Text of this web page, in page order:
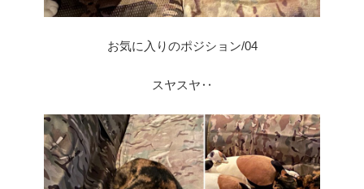
お気に入りのポジション/04
スヤスヤ‥